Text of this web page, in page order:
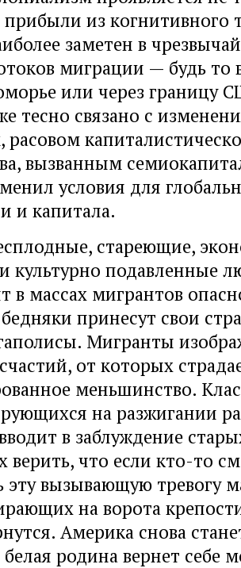
прибыли из когнитивного
заметен в
миграции — будь то
или через границу
тесно связано с
расовом
вызванным
условия для
и капитала.
стареющие,
культурно подавленные
в массах мигрантов
принесут свои
Мигранты
от которых
меньшинство.
на разжигании
в заблуждение
верить, что если кто-то
эту вызывающую тревогу
на ворота
Америка снова
родина вернет себе